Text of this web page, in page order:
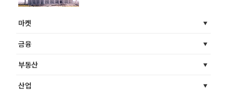
마켓
금융
부동산
산업